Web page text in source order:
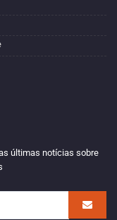
últimas notícias sobre